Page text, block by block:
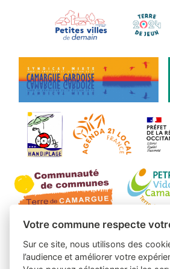
Votre commune respecte
Sur ce site, nous utilisons des
l’audience et améliorer votre